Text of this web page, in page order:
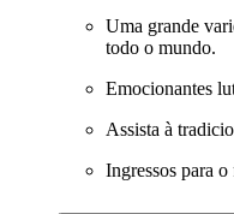
Uma grande
todo o mundo.
Emocionantes
Assista à
Ingressos para